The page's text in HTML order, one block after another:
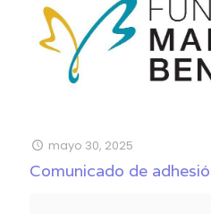
mayo 30, 2025
Comunicado de